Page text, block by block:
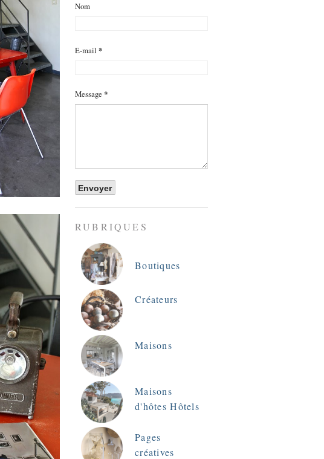
Nom
E-mail *
Message *
RUBRIQUES
Boutiques
Créateurs
Maisons
Maisons
d'hôtes Hôtels
Pages
créatives